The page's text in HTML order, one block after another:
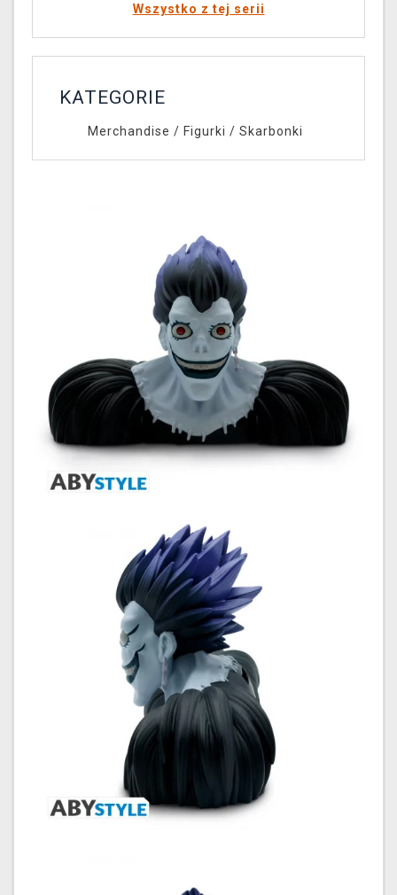
Wszystko z tej serii
KATEGORIE
Merchandise / Figurki / Skarbonki